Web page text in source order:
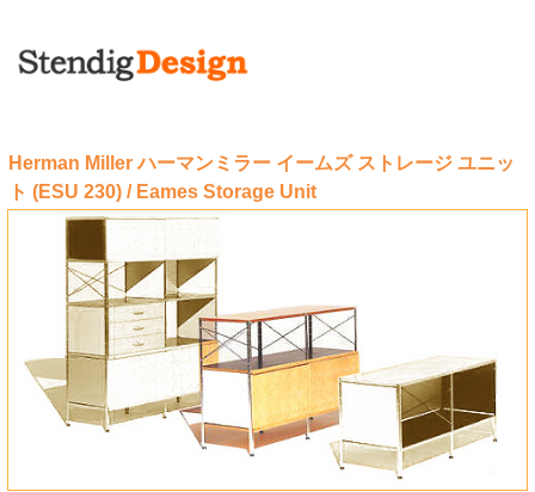
Herman Miller ハーマンミラー イームズ ストレージ ユニッ
ト (ESU 230) / Eames Storage Unit